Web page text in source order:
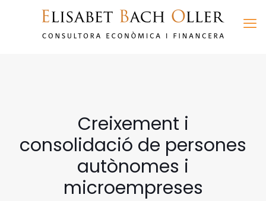
Creixement i
consolidació de persones
autònomes i
microempreses